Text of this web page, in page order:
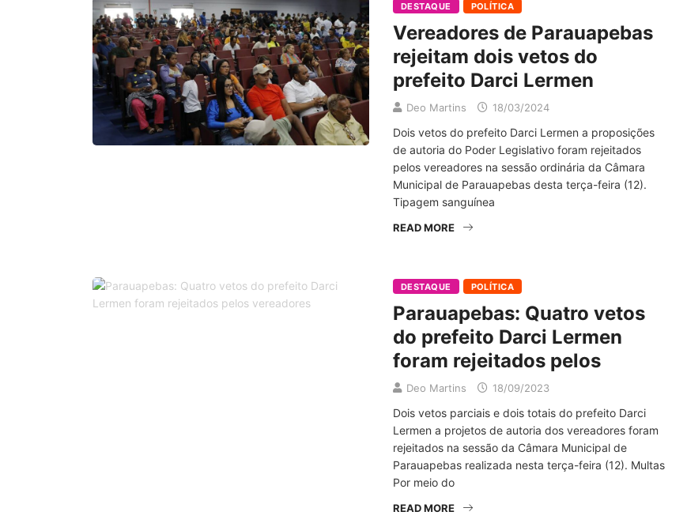
DESTAQUE POLÍTICA
Vereadores de Parauapebas
rejeitam dois vetos do
prefeito Darci Lermen
Deo Martins 18/03/2024
Dois vetos do prefeito Darci Lermen a proposições
de autoria do Poder Legislativo foram rejeitados
pelos vereadores na sessão ordinária da Câmara
Municipal de Parauapebas desta terça-feira (12).
Tipagem sanguínea
READ MORE
DESTAQUE POLÍTICA
Parauapebas: Quatro vetos
do prefeito Darci Lermen
foram rejeitados pelos
Deo Martins 18/09/2023
Dois vetos parciais e dois totais do prefeito Darci
Lermen a projetos de autoria dos vereadores foram
rejeitados na sessão da Câmara Municipal de
Parauapebas realizada nesta terça-feira (12). Multas
Por meio do
READ MORE